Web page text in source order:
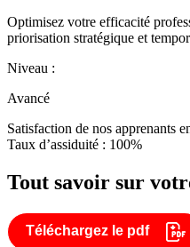
Optimisez votre efficacité
priorisation stratégique et
Niveau :
Avancé
Satisfaction de nos apprenants
Taux d’assiduité : 100%
Tout savoir sur
Téléchargez le pdf